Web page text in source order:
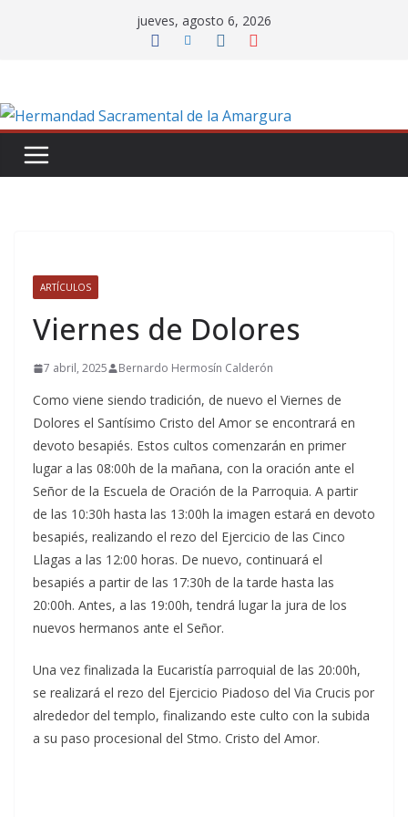
jueves, agosto 6, 2026
ARTÍCULOS
Viernes de Dolores
7 abril, 2025 Bernardo Hermosín Calderón
Como viene siendo tradición, de nuevo el Viernes de
Dolores el Santísimo Cristo del Amor se encontrará en
devoto besapiés. Estos cultos comenzarán en primer
lugar a las 08:00h de la mañana, con la oración ante el
Señor de la Escuela de Oración de la Parroquia. A partir
de las 10:30h hasta las 13:00h la imagen estará en devoto
besapiés, realizando el rezo del Ejercicio de las Cinco
Llagas a las 12:00 horas. De nuevo, continuará el
besapiés a partir de las 17:30h de la tarde hasta las
20:00h. Antes, a las 19:00h, tendrá lugar la jura de los
nuevos hermanos ante el Señor.
Una vez finalizada la Eucaristía parroquial de las 20:00h,
se realizará el rezo del Ejercicio Piadoso del Via Crucis por
alrededor del templo, finalizando este culto con la subida
a su paso procesional del Stmo. Cristo del Amor.